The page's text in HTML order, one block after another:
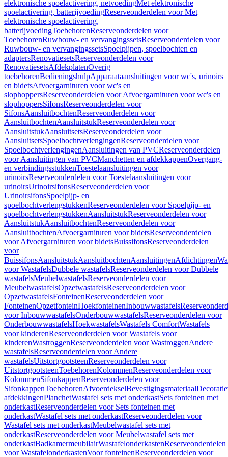
elektronische spoelactivering, netvoedingMet elektronische
spoelactivering, batterijvoedingReserveonderdelen voor Met
elektronische spoelactivering,
batterijvoedingToebehorenReserveonderdelen voor
ToebehorenRuwbouw- en vervangingssetsReserveonderdelen voor
Ruwbouw- en vervangingssetsSpoelpijpen, spoelbochten en
adaptersRenovatiesetsReserveonderdelen voor
RenovatiesetsAfdekplatenOverig
toebehorenBedieningshulpApparaataansluitingen voor wc's, urinoirs
en bidetsAfvoergarnituren voor wc's en
slophoppersReserveonderdelen voor Afvoergarnituren voor wc's en
slophoppersSifonsReserveonderdelen voor
SifonsAansluitbochtenReserveonderdelen voor
AansluitbochtenAansluitstukReserveonderdelen voor
AansluitstukAansluitsetsReserveonderdelen voor
AansluitsetsSpoelbochtverlengingenReserveonderdelen voor
SpoelbochtverlengingenAansluitingen van PVCReserveonderdelen
voor Aansluitingen van PVCManchetten en afdekkappenOvergang-
en verbindingsstukkenToestelaansluitingen voor
urinoirsReserveonderdelen voor Toestelaansluitingen voor
urinoirsUrinoirsifonsReserveonderdelen voor
UrinoirsifonsSpoelpijp- en
spoelbochtverlengstukkenReserveonderdelen voor Spoelpijp- en
spoelbochtverlengstukkenAansluitstukReserveonderdelen voor
AansluitstukAansluitbochtenReserveonderdelen voor
AansluitbochtenAfvoergarnituren voor bidetsReserveonderdelen
voor Afvoergarnituren voor bidetsBuissifonsReserveonderdelen
voor
BuissifonsAansluitstukAansluitbochtenAansluitingenAfdichtingen
voor WastafelsDubbele wastafelsReserveonderdelen voor Dubbele
wastafelsMeubelwastafelsReserveonderdelen voor
MeubelwastafelsOpzetwastafelsReserveonderdelen voor
OpzetwastafelsFonteinenReserveonderdelen voor
FonteinenOpzetfonteinHoekfonteinenInbouwwastafels
voor InbouwwastafelsOnderbouwwastafelsReserveonderdelen voor
OnderbouwwastafelsHoekwastafelsWastafels ComfortWastafels
voor kinderenReserveonderdelen voor Wastafels voor
kinderenWastroggenReserveonderdelen voor WastroggenAndere
wastafelsReserveonderdelen voor Andere
wastafelsUitstortgootsteenReserveonderdelen voor
UitstortgootsteenToebehorenKolommenReserveonderdelen voor
KolommenSifonkappenReserveonderdelen voor
SifonkappenToebehorenAfvoerdekselBevestigingsmateriaal
afdekkingenPlanchetWastafel sets met onderkastSets fonteinen met
onderkastReserveonderdelen voor Sets fonteinen met
onderkastWastafel sets met onderkastReserveonderdelen voor
Wastafel sets met onderkastMeubelwastafel sets met
onderkastReserveonderdelen voor Meubelwastafel sets met
onderkastBadkamermeubilairWastafelonderkastenReserveonderdelen
voor WastafelonderkastenVoor fonteinenReserveonderdelen voor